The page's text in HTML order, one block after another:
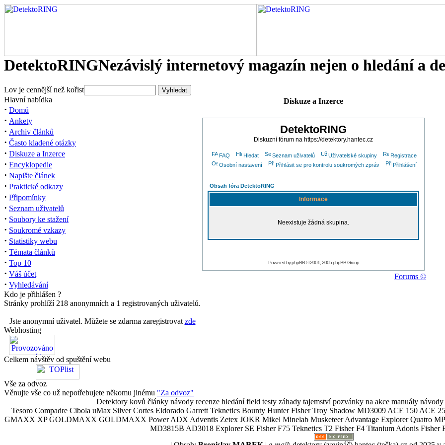
DetektoRINGNezávislý internetový magazín nejen o hledání a
Lov je cennější než kořist
Hlavní nabídka
· Domů
· Ankety
· Archiv článků
· Často kladené otázky
· Diskuze a Inzerce
· Encyklopedie
· Napište článek
· Praktické odkazy
· Připomínky
· Seznam uživatelů
· Soubory ke stažení
· Soukromé vzkazy
· Statistiky webu
· Témata článků
· Top 10
· Váš účet
· Vyhledávání
Kdo je přihlášen ?
Stránky prohlíží 218 anonymních a 1 registrovaných uživatelů.
Jste anonymní uživatel. Můžete se zdarma zaregistrovat zde
Webhosting
Celkem návštěv od spuštění webu
Vše za odvoz
Věnujte vše co už nepotřebujete někomu jinému "Za odvoz"
Diskuze a Inzerce
DetektoRING
Diskuzní fórum na https://detektory.hantec.cz
FAQ Hledat Seznam uživatelů Uživatelské skupiny
Registrace
Osobní nastavení
Přihlásit se pro kontrolu soukromých zpráv Přihlášení
Obsah fóra DetektoRING
Informace
Neexistuje žádná skupina.
Powered byphpBB© 2001, 2005 phpBB Group
Forums ©
Detektory kovů články návody recenze hledání field testy záhady tajemství pozvánky na akce manuály
Tesoro Compadre Cibola uMax Silver Cortes Eldorado Garrett Teknetics Bounty Hunter Fisher Troy Shadow MD3009 ACE 150 ACE
GMAXX XP GOLDMAXX GOLDMAXX Power ADX Adventis Zetex JOKR Mikel Minelab Musketeer Advantage Explorer Quatro
MD3815B AD3018 Explorer SE Fisher F75 Teknetics T2 Fisher F4 Titanium Adonis Fisher